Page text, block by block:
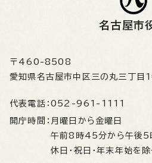
名古屋市
〒460-8508
愛知県名古屋市中区三の丸三丁目
代表電話： 052-961-1111
開庁時間： 月曜日から金曜日
午前8時45分から午後5
休日・祝日・年末年始を除